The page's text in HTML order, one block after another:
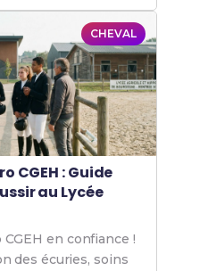
CHEVAL
CGEH : Guide
au Lycée
en confiance !
des écuries, soins